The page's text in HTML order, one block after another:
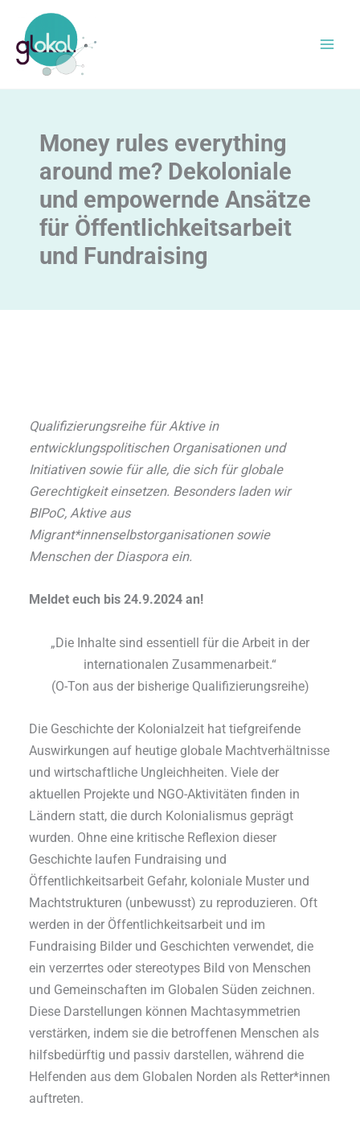
Inhalt
springen
Money rules everything
around me? Dekoloniale
und empowernde Ansätze
für Öffentlichkeitsarbeit
und Fundraising
Qualifizierungsreihe für Aktive in
entwicklungspolitischen Organisationen und
Initiativen sowie für alle, die sich für globale
Gerechtigkeit einsetzen. Besonders laden wir
BIPoC, Aktive aus
Migrant*innenselbstorganisationen sowie
Menschen der Diaspora ein.
Meldet euch bis 24.9.2024 an!
„Die Inhalte sind essentiell für die Arbeit in der
internationalen Zusammenarbeit.“
(O-Ton aus der bisherige Qualifizierungsreihe)
Die Geschichte der Kolonialzeit hat tiefgreifende
Auswirkungen auf heutige globale Machtverhältnisse
und wirtschaftliche Ungleichheiten. Viele der
aktuellen Projekte und NGO-Aktivitäten finden in
Ländern statt, die durch Kolonialismus geprägt
wurden. Ohne eine kritische Reflexion dieser
Geschichte laufen Fundraising und
Öffentlichkeitsarbeit Gefahr, koloniale Muster und
Machtstrukturen (unbewusst) zu reproduzieren. Oft
werden in der Öffentlichkeitsarbeit und im
Fundraising Bilder und Geschichten verwendet, die
ein verzerrtes oder stereotypes Bild von Menschen
und Gemeinschaften im Globalen Süden zeichnen.
Diese Darstellungen können Machtasymmetrien
verstärken, indem sie die betroffenen Menschen als
hilfsbedürftig und passiv darstellen, während die
Helfenden aus dem Globalen Norden als Retter*innen
auftreten.